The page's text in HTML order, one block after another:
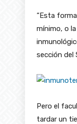
“Esta
mínimo, o
sección del
Pero el
tardar un